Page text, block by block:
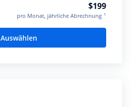
$199
pro Monat, jährliche Abrechnung 1
Auswählen